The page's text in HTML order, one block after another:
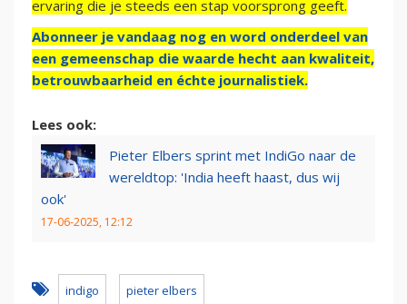
ervaring die je steeds een stap voorsprong geeft.
Abonneer je vandaag nog en word onderdeel van
een gemeenschap die waarde hecht aan kwaliteit,
betrouwbaarheid en échte journalistiek.
Lees ook:
Pieter Elbers sprint met IndiGo naar de
wereldtop: 'India heeft haast, dus wij
ook'
17-06-2025, 12:12
indigo pieter elbers